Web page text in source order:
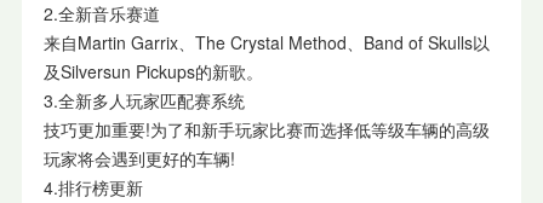
2.全新音乐赛道
来自Martin Garrix、The Crystal Method、Band of Skulls以
及Silversun Pickups的新歌。
3.全新多人玩家匹配赛系统
技巧更加重要!为了和新手玩家比赛而选择低等级车辆的高级
玩家将会遇到更好的车辆!
4.排行榜更新